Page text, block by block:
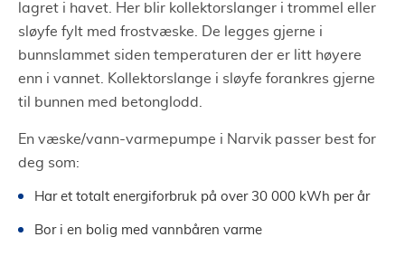
lagret i havet. Her blir kollektorslanger i trommel eller
sløyfe fylt med frostvæske. De legges gjerne i
bunnslammet siden temperaturen der er litt høyere
enn i vannet. Kollektorslange i sløyfe forankres gjerne
til bunnen med betonglodd.
En væske/vann-varmepumpe i Narvik passer best for
deg som:
Har et totalt energiforbruk på over 30 000 kWh per år
Bor i en bolig med vannbåren varme